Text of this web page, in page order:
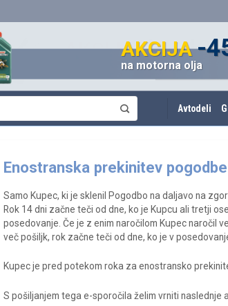
AKCIJAdo -
Amortizerji in vzmeti
AKCIJA-
na motorna olja
AKCIJA
Avto deli in oprema
Avtodeli
Enostranska prekinitev pogodbe
Samo Kupec, ki je sklenil Pogodbo na daljavo na
Rok 14 dni začne teči od dne, ko je Kupcu ali tretji
posedovanje. Če je z enim naročilom Kupec naročil
več pošiljk, rok začne teči od dne, ko je v
Kupec je pred potekom roka za enostransko
S pošiljanjem tega e-sporočila želim vrniti naslednje